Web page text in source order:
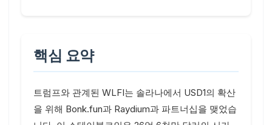
핵심 요약
트럼프와 관계된 WLFI는 솔라나에서 USD1의 확산
을 위해 Bonk.fun과 Raydium과 파트너십을 맺었습